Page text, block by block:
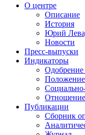
О центре
Описание
История
Юрий
Новости
Пресс-выпуски
Индикаторы
Одобрение
Положение
Публикации
Сборник